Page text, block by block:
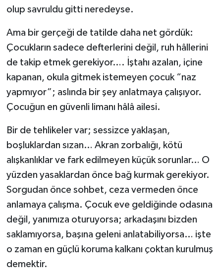
olup savruldu gitti neredeyse.
Ama bir gerçeği de tatilde daha net gördük:
Çocukların sadece defterlerini değil, ruh hâllerini
de takip etmek gerekiyor…. İştahı azalan, içine
kapanan, okula gitmek istemeyen çocuk “naz
yapmıyor”; aslında bir şey anlatmaya çalışıyor.
Çocuğun en güvenli limanı hâlâ ailesi.
Bir de tehlikeler var; sessizce yaklaşan,
boşluklardan sızan… Akran zorbalığı, kötü
alışkanlıklar ve fark edilmeyen küçük sorunlar… O
yüzden yasaklardan önce bağ kurmak gerekiyor.
Sorgudan önce sohbet, ceza vermeden önce
anlamaya çalışma. Çocuk eve geldiğinde odasına
değil, yanımıza oturuyorsa; arkadaşını bizden
saklamıyorsa, başına geleni anlatabiliyorsa… işte
o zaman en güçlü koruma kalkanı çoktan kurulmuş
demektir.